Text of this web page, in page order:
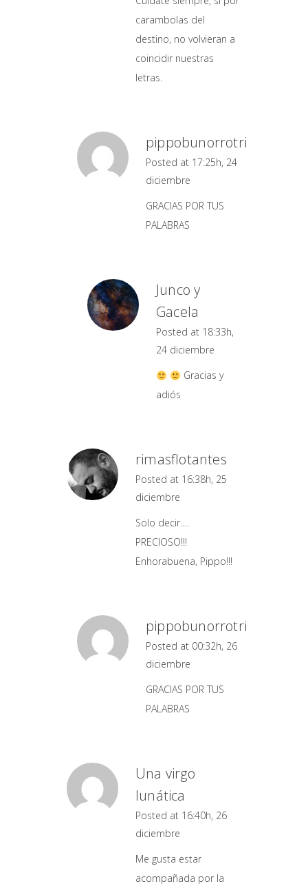
carambolas del
destino, no volvieran a
coincidir nuestras
letras.
pippobunorrotri
Posted at 17:25h, 24
diciembre
GRACIAS POR TUS
PALABRAS
Junco y
Gacela
Posted at 18:33h,
24 diciembre
Gracias y
adiós
rimasflotantes
Posted at 16:38h, 25
diciembre
Solo decir….
PRECIOSO!!!
Enhorabuena, Pippo!!!
pippobunorrotri
Posted at 00:32h, 26
diciembre
GRACIAS POR TUS
PALABRAS
Una virgo
lunática
Posted at 16:40h, 26
diciembre
Me gusta estar
acompañada por la